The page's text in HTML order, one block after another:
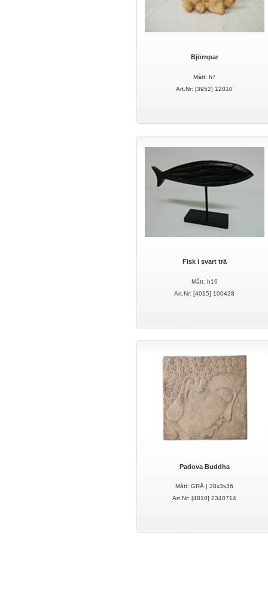
Björnpar
Mått: h7
Art.Nr: [3952] 12010
Fisk i svart trä
Mått: h16
Art.Nr: [4015] 100428
Padova Buddha
Mått: GRÅ | 28x3x36
Art.Nr: [4810] 2340714